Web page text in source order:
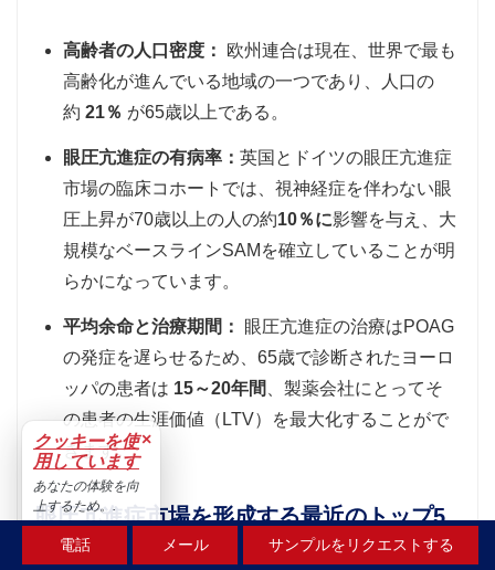
高齢者の人口密度：
欧州連合は現在、世界で最も
高齢化が進んでいる地域の一つであり、人口の
約 21％ が65歳以上である。
眼圧亢進症の有病率： 英国とドイツの眼圧亢進症
市場の臨床コホートでは、視神経症を伴わない眼
圧上昇が70歳以上の人の約10％に影響を与え、大
規模なベースラインSAMを確立していることが明
らかになっています。
平均余命と治療期間：
眼圧亢進症の治療はPOAG
の発症を遅らせるため、65歳で診断されたヨーロ
ッパの患者は 15～20年間
、製薬会社にとってそ
の患者の生涯価値（LTV）を最大化することがで
きます。
眼圧亢進症市場を形成する最近のトップ5
動向
電話 メール サンプルをリクエストする
クッキーを使
用しています
×
あなたの体験を向
上するため。.
受け入れる